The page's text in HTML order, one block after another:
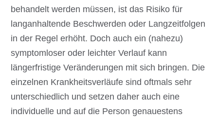
behandelt werden müssen, ist das Risiko für
langanhaltende Beschwerden oder Langzeitfolgen
in der Regel erhöht. Doch auch ein (nahezu)
symptomloser oder leichter Verlauf kann
längerfristige Veränderungen mit sich bringen. Die
einzelnen Krankheitsverläufe sind oftmals sehr
unterschiedlich und setzen daher auch eine
individuelle und auf die Person genauestens